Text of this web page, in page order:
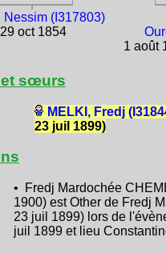
Nessim (I317803)
29 oct 1854
1 août
et sœurs
MELKI, Fredj
23 juil 1899)
• Fredj Mardochée
1900) est Other de Fredj
23 juil 1899) lors de
juil 1899 et lieu